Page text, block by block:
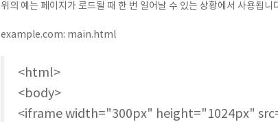
위의 예는 페이지가 로드될 때 한 번 일어날 수 있는 상황에서 사용됩
example.com: main.html
<html>
<body>
<iframe width="300px" height="1024px"